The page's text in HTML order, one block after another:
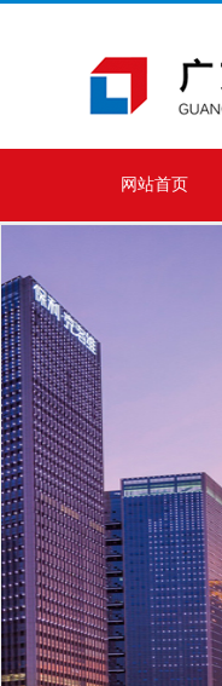
网站首页